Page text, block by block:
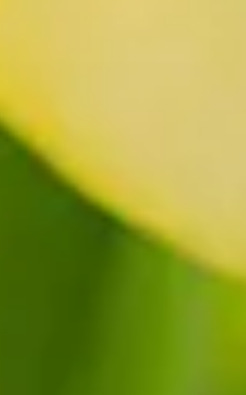
ergibt sich schon eine Bedeutung, die die
Frühlings- oder
im 18. Jahrhundert begann. Man
mit einem Verbreitungsschwerpunkt auf
natürliche Wiesen und steinige Berghänge. In
doch der Jüngling – Narkissos – hatte kein Auge
verfluchte die Rachegöttin Nemesis den
Narzisse für Egoismus und Eitelkeit, aber auch
zu anderen Blumen, sehen. Daher bedeutet sie
so beschnitten, dass mehrere Stiele
um die positiven Botschaften zu vermitteln!